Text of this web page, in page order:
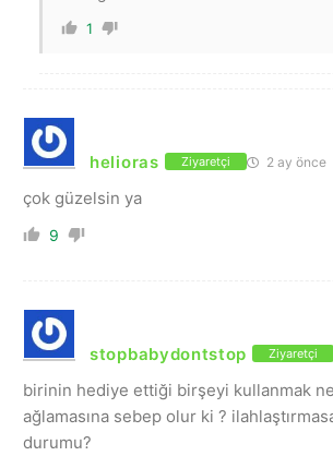
1
helioras Ziyaretçi 2 ay önce
çok güzelsin ya
9
stopbabydontstop Ziyaretçi
birinin hediye ettiği birşeyi kullanmak
ağlamasına sebep olur ki ?
durumu?